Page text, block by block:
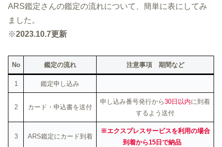
ARS鑑定さんの鑑定の流れについて、簡単に表にしてみ
ました。
※2023.10.7更新
No 鑑定の流れ 注意事項 期間など
1 鑑定申し込み
2 カード・申込書を送付
申し込み番号発行から30日以内に到着
するよう送付
3 ARS鑑定にカード到着
※エクスプレスサービスを利用の場合
到着から15日で納品